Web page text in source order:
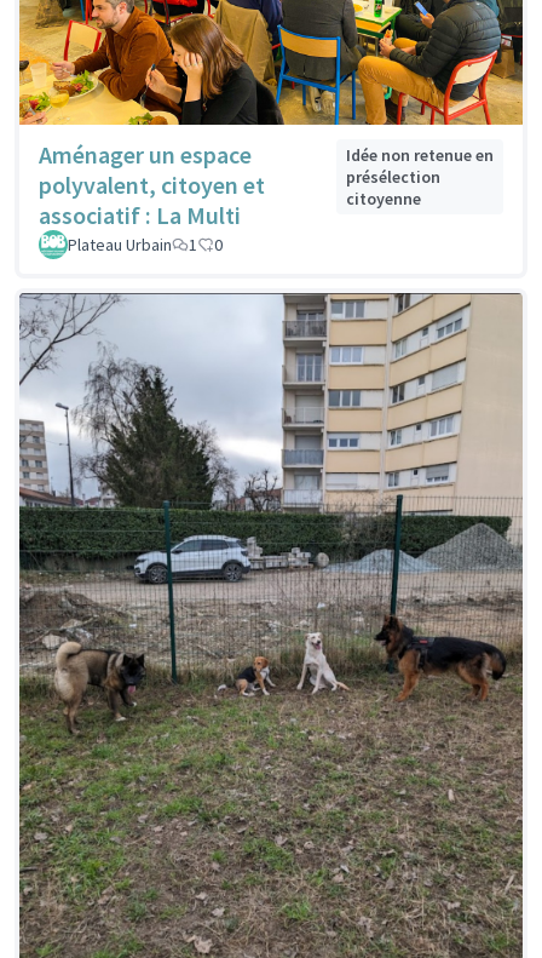
Aménager un espace
polyvalent, citoyen et
associatif : La Multi
Idée non retenue en
présélection
citoyenne
Plateau Urbain 1 0